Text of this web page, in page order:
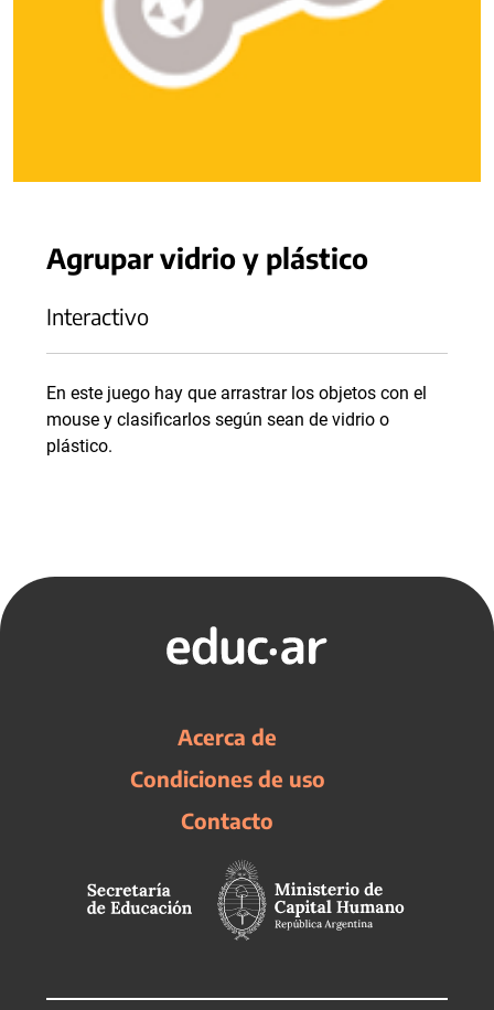
Agrupar vidrio y plástico
Interactivo
En este juego hay que arrastrar los objetos con el
mouse y clasificarlos según sean de vidrio o
plástico.
Acerca de
Condiciones de uso
Contacto